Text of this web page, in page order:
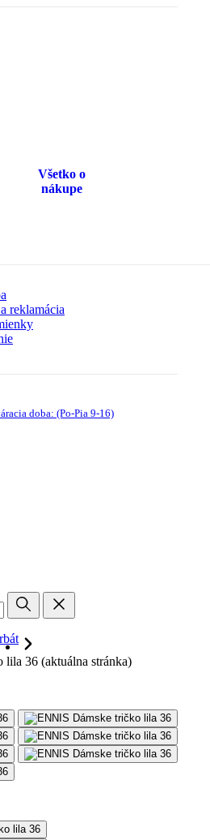
Všetko o
nákupe
reklamácia
doba: (Po-Pia 9-16)
lila 36 (aktuálna stránka)